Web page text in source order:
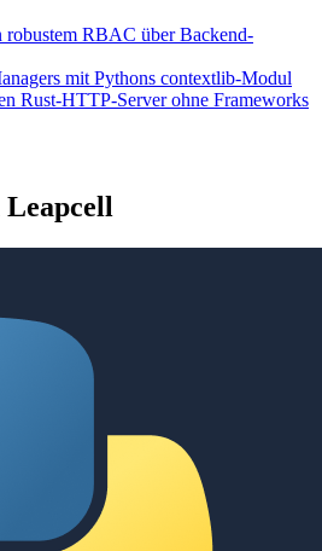
robustem RBAC über Backend-
mit Pythons contextlib-Modul
Rust-HTTP-Server ohne Frameworks